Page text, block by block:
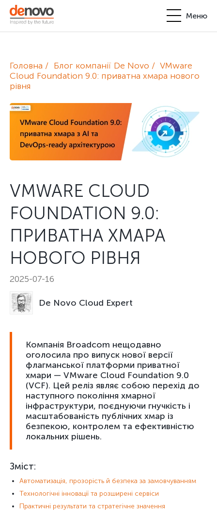
Меню
De Novo
Блог
Контакти
+380-44-200-93-39
Головна Блог компанії De Novo
VMware
Cloud Foundation 9.0: приватна хмара нового
рівня
VMWARE CLOUD
FOUNDATION 9.0:
ПРИВАТНА ХМАРА
НОВОГО РІВНЯ
2025-07-16
De Novo Cloud Expert
Компанія Broadcom нещодавно
оголосила про випуск нової версії
флагманської платформи приватної
хмари — VMware Cloud Foundation 9.0
(VCF). Цей реліз являє собою перехід до
наступного покоління хмарної
інфраструктури, поєднуючи гнучкість і
масштабованість публічних хмар із
безпекою, контролем та ефективністю
локальних рішень.
Зміст:
Автоматизація, прозорість й безпека за замовчуванням
Технологічні інновації та розширені сервіси
Практичні результати та стратегічне значення